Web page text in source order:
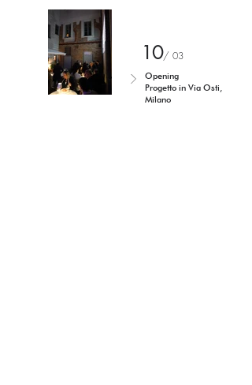
10/ 03
Opening
Progetto in Via Osti,
Milano